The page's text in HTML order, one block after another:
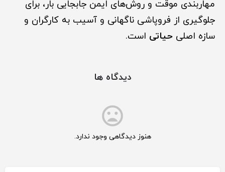
مهاربندی موقت و روش‌های ایمن جابجایی بار، برای
جلوگیری از فروپاشی ناگهانی و آسیب به کارگران و
سازه اصلی حیاتی است.
دیدگاه ها
هنوز دیدگاهی وجود ندارد.